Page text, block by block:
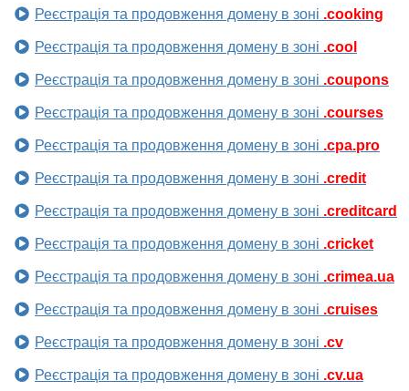
Реєстрація та продовження домену в зоні .cooking
Реєстрація та продовження домену в зоні .cool
Реєстрація та продовження домену в зоні .coupons
Реєстрація та продовження домену в зоні .courses
Реєстрація та продовження домену в зоні .cpa.pro
Реєстрація та продовження домену в зоні .credit
Реєстрація та продовження домену в зоні .creditcard
Реєстрація та продовження домену в зоні .cricket
Реєстрація та продовження домену в зоні .crimea.ua
Реєстрація та продовження домену в зоні .cruises
Реєстрація та продовження домену в зоні .cv
Реєстрація та продовження домену в зоні .cv.ua